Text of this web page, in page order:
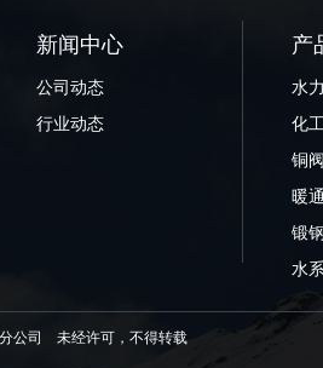
新闻中心
公司动态
行业动态
产
水
化
铜
暖
锻
水
公司 未经许可，不得转载